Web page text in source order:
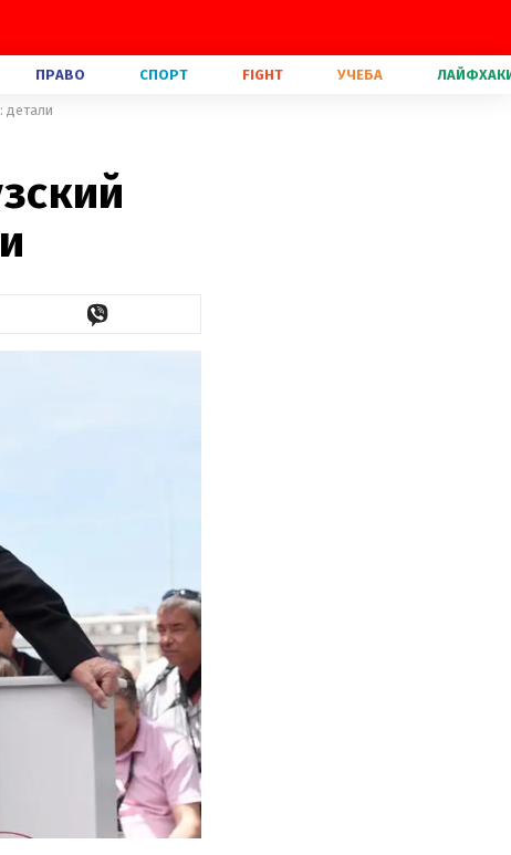
ПРАВО СПОРТ FIGHT УЧЕБА
детали